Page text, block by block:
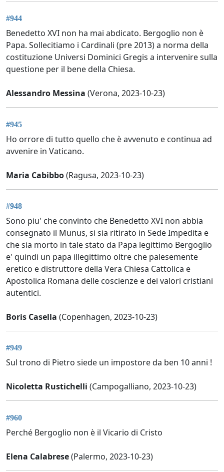
#944
Benedetto XVI non ha mai abdicato. Bergoglio non è
Papa. Sollecitiamo i Cardinali (pre 2013) a norma della
costituzione Universi Dominici Gregis a intervenire sulla
questione per il bene della Chiesa.
Alessandro Messina (Verona, 2023-10-23)
#945
Ho orrore di tutto quello che è avvenuto e continua ad
avvenire in Vaticano.
Maria Cabibbo(Ragusa, 2023-10-23)
#948
Sono piu' che convinto che Benedetto XVI non abbia
consegnato il Munus, si sia ritirato in Sede Impedita e
che sia morto in tale stato da Papa legittimo Bergoglio
e' quindi un papa illegittimo oltre che palesemente
eretico e distruttore della Vera Chiesa Cattolica e
Apostolica Romana delle coscienze e dei valori cristiani
autentici.
Boris Casella (Copenhagen, 2023-10-23)
#949
Sul trono di Pietro siede un impostore da ben 10 anni !
Nicoletta Rustichelli (Campogalliano, 2023-10-23)
#960
Perché Bergoglio non è il Vicario di Cristo
Elena Calabrese(Palermo, 2023-10-23)